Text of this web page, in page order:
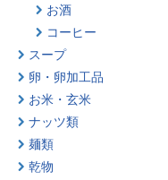
お酒
コーヒー
スープ
卵・卵加工品
お米・玄米
ナッツ類
麺類
乾物